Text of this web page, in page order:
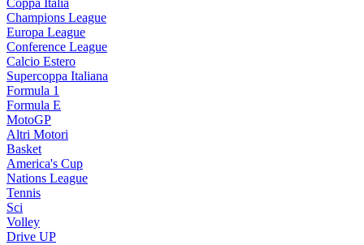
Coppa Italia
Champions League
Europa League
Conference League
Calcio Estero
Supercoppa Italiana
Formula 1
Formula E
MotoGP
Altri Motori
Basket
America's Cup
Nations League
Tennis
Sci
Volley
Drive UP